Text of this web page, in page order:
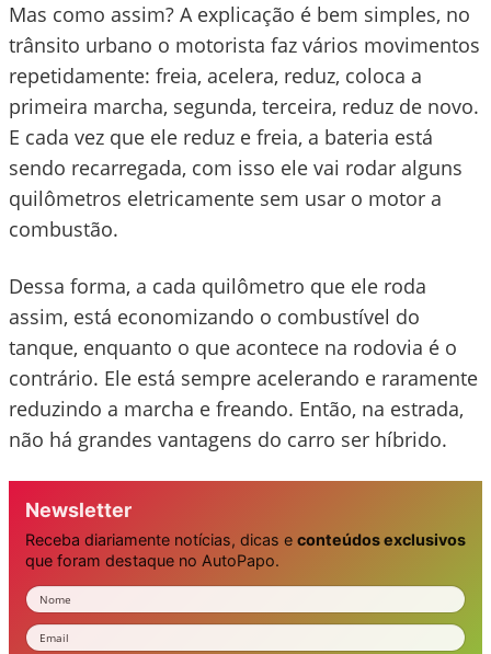
Mas como assim? A explicação é bem simples, no
trânsito urbano o motorista faz vários movimentos
repetidamente: freia, acelera, reduz, coloca a
primeira marcha, segunda, terceira, reduz de novo.
E cada vez que ele reduz e freia, a bateria está
sendo recarregada, com isso ele vai rodar alguns
quilômetros eletricamente sem usar o motor a
combustão.
Dessa forma, a cada quilômetro que ele roda
assim, está economizando o combustível do
tanque, enquanto o que acontece na rodovia é o
contrário. Ele está sempre acelerando e raramente
reduzindo a marcha e freando. Então, na estrada,
não há grandes vantagens do carro ser híbrido.
Newsletter
Receba diariamente notícias, dicas e conteúdos exclusivos
que foram destaque no AutoPapo.
Nome
Email